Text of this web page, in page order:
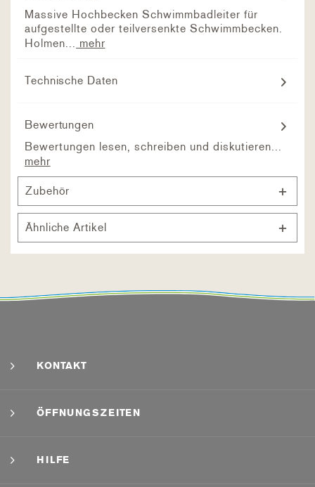
Massive Hochbecken Schwimmbadleiter für
aufgestellte oder teilversenkte Schwimmbecken.
Holmen...
mehr
Technische Daten
Bewertungen
Bewertungen lesen, schreiben und diskutieren...
mehr
Zubehör
Ähnliche Artikel
KONTAKT
ÖFFNUNGSZEITEN
HILFE